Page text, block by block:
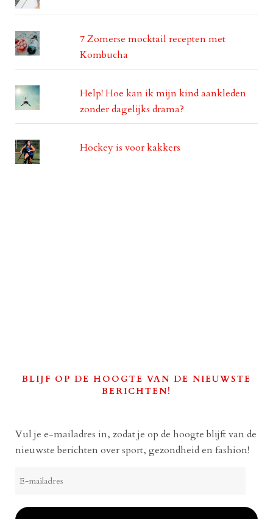
7 Zomerse mocktail recepten met
Kombucha
Help! Hoe kan ik mijn kind aankleden
zonder dagelijks drama?
Hockey is voor kakkers
BLIJF OP DE HOOGTE VAN DE NIEUWSTE
BERICHTEN!
Vul je e-mailadres in, zodat je op de hoogte blijft van de
nieuwste berichten over sport, gezondheid en fashion!
mailadres